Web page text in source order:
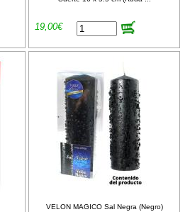
19,00€
VELON MAGICO Sal Negra (Negro)